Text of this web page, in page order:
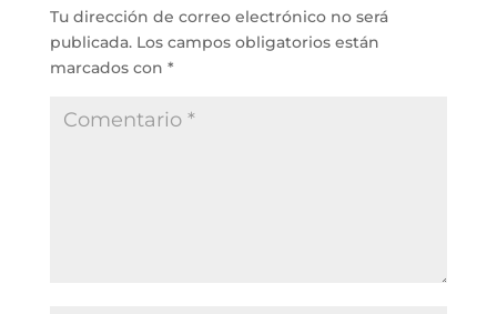
Tu dirección de correo electrónico no será
publicada. Los campos obligatorios están
marcados con *